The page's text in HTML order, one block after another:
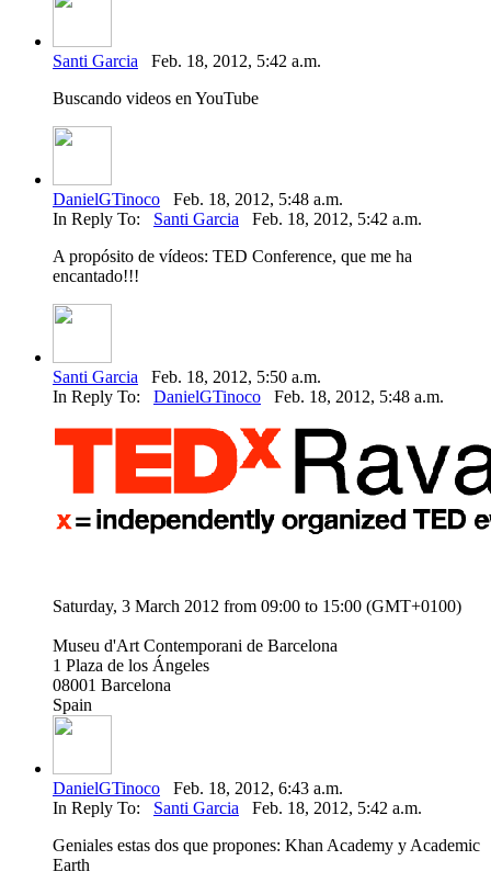
Santi Garcia Feb. 18, 2012, 5:42 a.m.
Buscando videos en YouTube
DanielGTinoco Feb. 18, 2012, 5:48 a.m.
In Reply To: Santi Garcia Feb. 18, 2012, 5:42 a.m.
A propósito de vídeos: TED Conference, que me ha
encantado!!!
Santi Garcia Feb. 18, 2012, 5:50 a.m.
In Reply To: DanielGTinoco Feb. 18, 2012, 5:48 a.m.
Saturday, 3 March 2012 from 09:00 to 15:00 (GMT+0100)
Museu d'Art Contemporani de Barcelona
1 Plaza de los Ángeles
08001 Barcelona
Spain
DanielGTinoco Feb. 18, 2012, 6:43 a.m.
In Reply To: Santi Garcia Feb. 18, 2012, 5:42 a.m.
Geniales estas dos que propones: Khan Academy y Academic
Earth